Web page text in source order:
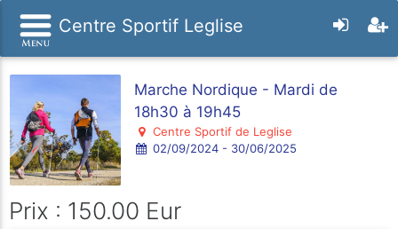
Centre Sportif Leglise
Marche Nordique - Mardi de
18h30 à 19h45
Centre Sportif de Leglise
02/09/2024 - 30/06/2025
Prix : 150.00 Eur